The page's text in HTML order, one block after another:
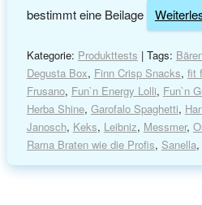
bestimmt eine Beilage
Kategorie: Produkttests | Tags:
Degusta Box, Finn Crisp Snacks, fit
Frusano, Fun`n Energy Lolli, Fun`n
Herba Shine, Garofalo Spaghetti,
Janosch, Keks, Leibniz, Messmer,
Rama Braten wie die Profis, Sanella,